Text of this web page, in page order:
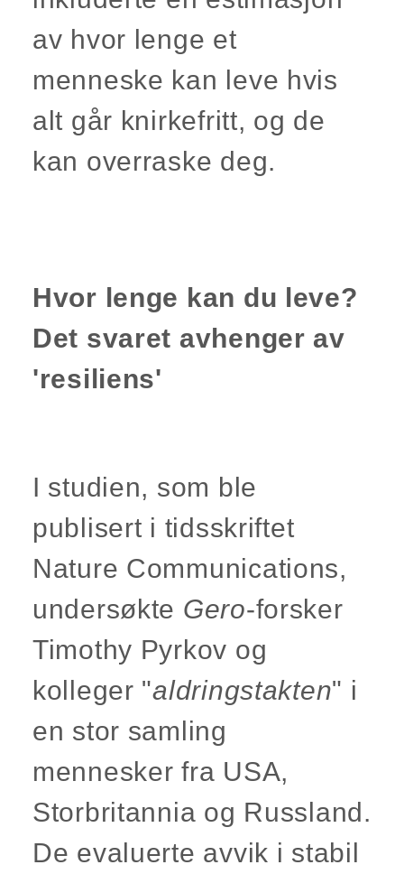
av hvor lenge et
menneske kan leve hvis
alt går knirkefritt, og de
kan overraske deg.
Hvor lenge kan du leve?
Det svaret avhenger av
'resiliens'
I studien, som ble
publisert i tidsskriftet
Nature Communications,
undersøkte Gero-forsker
Timothy Pyrkov og
kolleger "aldringstakten" i
en stor samling
mennesker fra USA,
Storbritannia og Russland.
De evaluerte avvik i stabil